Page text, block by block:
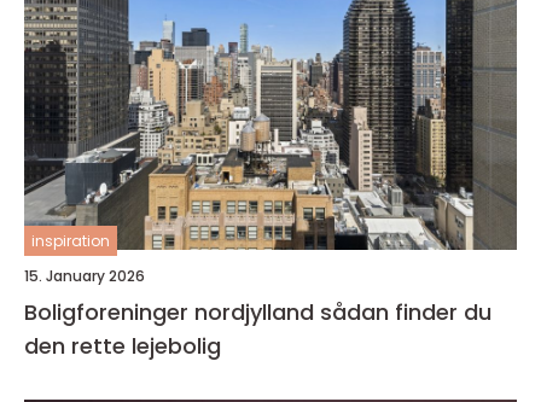
inspiration
15. January 2026
Boligforeninger nordjylland sådan finder du
den rette lejebolig